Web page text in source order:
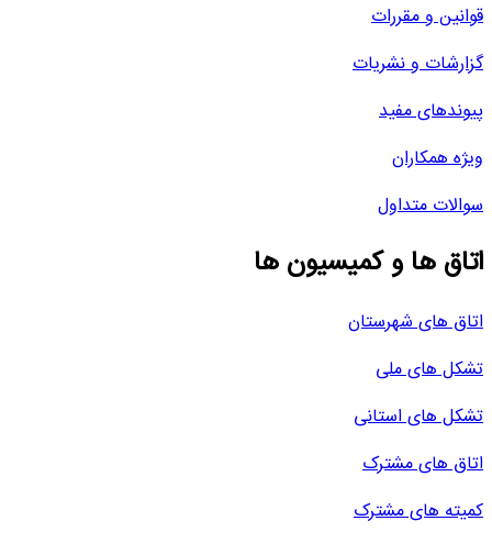
قوانین و مقررات
گزارشات و نشریات
پیوندهای مفید
ویژه همکاران
سوالات متداول
اتاق ها و کمیسیون ها
اتاق های شهرستان
تشکل های ملی
تشکل های استانی
اتاق های مشترک
کمیته های مشترک